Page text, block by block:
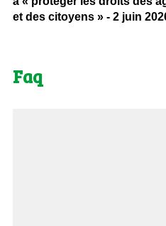
et des citoyens » - 2 juin
Faq